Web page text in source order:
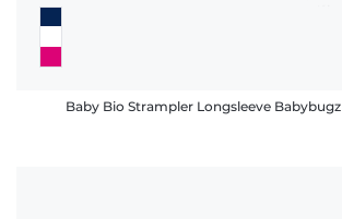
Baby Bio Strampler Longsleeve Babybugz